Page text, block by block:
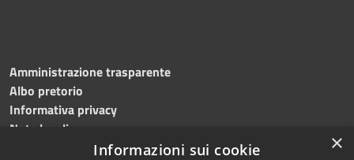
Amministrazione trasparente
Albo pretorio
Informativa privacy
Note legali
Dichiarazione di accessibilità
×
Informazioni sui cookie